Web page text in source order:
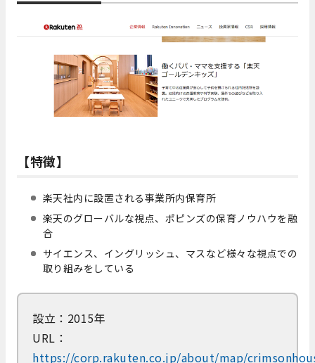
【特徴】
楽天社内に設置される事業所内保育所
楽天のグローバルな視点、ポピンズの保育ノウハウを融
合
サイエンス、イングリッシュ、マスなど様々な視点での
取り組みをしている
設立：2015年
URL：
https://corp.rakuten.co.jp/about/map/